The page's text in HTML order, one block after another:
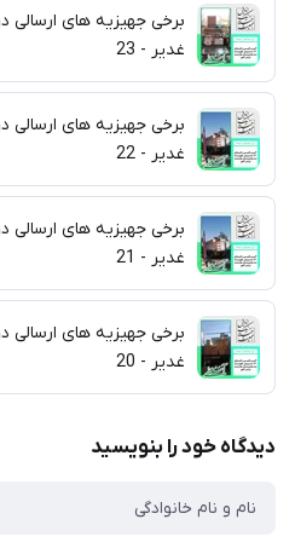
برخی جهیزیه های ارسالی
غدیر - 23
برخی جهیزیه های ارسالی
غدیر - 22
برخی جهیزیه های ارسالی
غدیر - 21
برخی جهیزیه های ارسالی
غدیر - 20
دیدگاه خود را بنویسید